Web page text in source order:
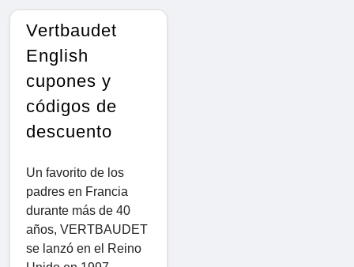
Vertbaudet
English
cupones y
códigos de
descuento
Un favorito de los
padres en Francia
durante más de 40
años, VERTBAUDET
se lanzó en el Reino